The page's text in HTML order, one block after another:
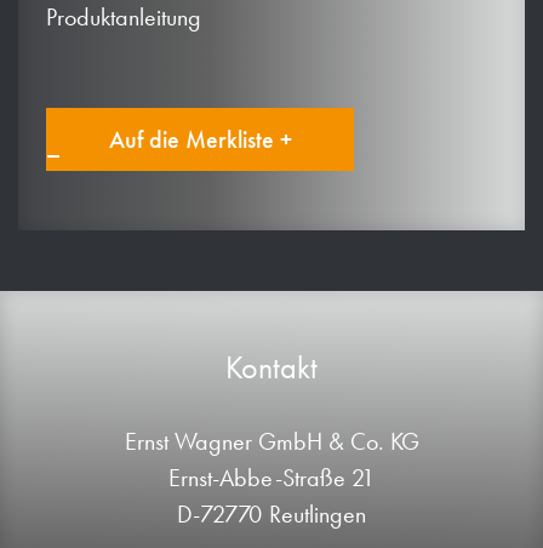
Produktanleitung
Auf die Merkliste +
Kontakt
Ernst Wagner GmbH & Co. KG
Ernst-Abbe-Straße 21
D-72770 Reutlingen